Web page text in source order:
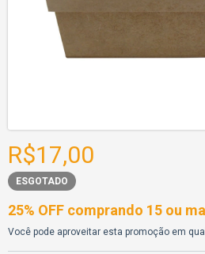
R$17,00
ESGOTADO
25% OFF comprando 15 ou
Você pode aproveitar esta promoção em